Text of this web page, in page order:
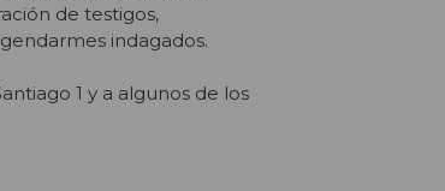
de testigos,
gendarmes indagados.
1 y a algunos de los